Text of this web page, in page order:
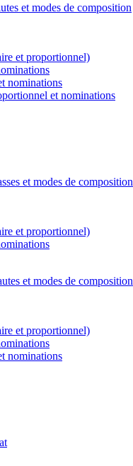
et modes de composition
et proportionnel)
nominations
et nominations
et modes de composition
et proportionnel)
et modes de composition
et proportionnel)
nominations